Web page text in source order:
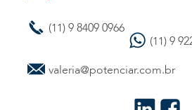
(11) 9 8409 0966
(11) 9
valeria@potenciar.com.br